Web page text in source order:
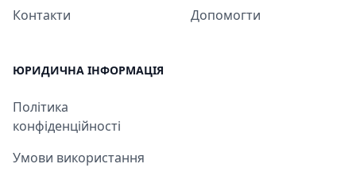
Контакти
Допомогти
ЮРИДИЧНА ІНФОРМАЦІЯ
Політика
конфіденційності
Умови використання